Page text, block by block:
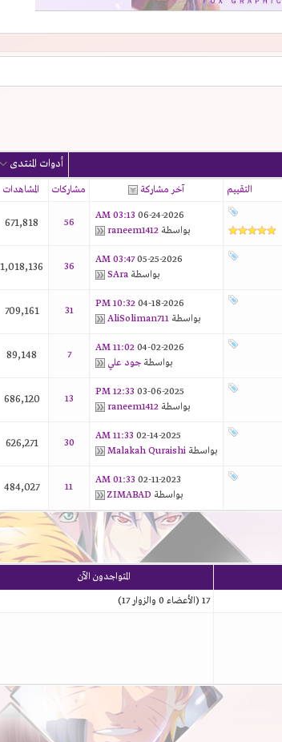
أدوات المنتدى
التقييم آخر مشاركة مشاركات المشاهدات
06-24-2026
03:13 AM
بواسطة raneem1412
56
671,818
05-25-2026
03:47 AM
بواسطة SAra
36
1,018,136
04-18-2026
10:32 PM
بواسطة AliSoliman711
31
709,161
04-02-2026
11:02 AM
بواسطة جود علي
7
89,148
03-06-2025
12:33 PM
بواسطة raneem1412
13
686,120
02-14-2025
11:33 AM
بواسطة Malakah Quraishi
30
626,271
02-11-2023
01:33 AM
بواسطة ZIMABAD
11
484,027
المتواجدون الآن
17 (الأعضاء 0 والزوار 17)